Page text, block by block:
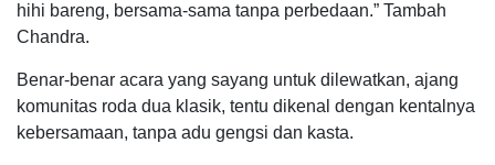
hihi bareng, bersama-sama tanpa perbedaan.” Tambah
Chandra.
Benar-benar acara yang sayang untuk dilewatkan, ajang
komunitas roda dua klasik, tentu dikenal dengan kentalnya
kebersamaan, tanpa adu gengsi dan kasta.